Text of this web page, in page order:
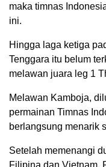
maka timnas
ini.
Hingga laga ketiga
Tenggara itu belum
melawan juara leg 1
Melawan Kamboja,
permainan Timnas
berlangsung menarik
Setelah memenangi
Filipina dan Vietnam,